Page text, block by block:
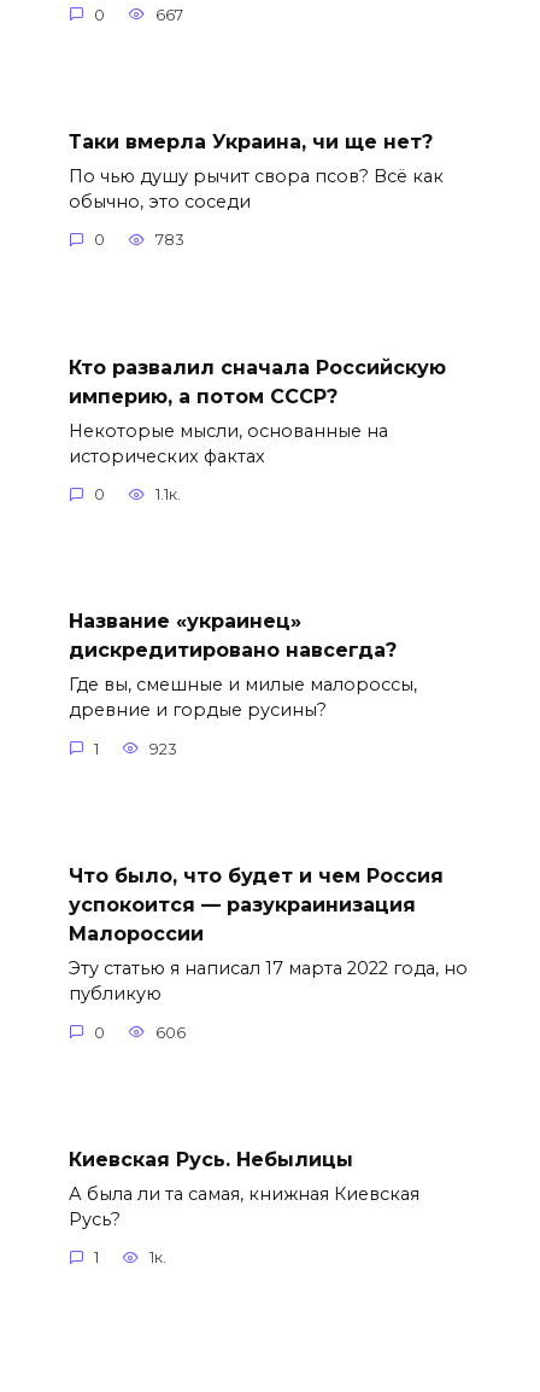
0 667
Таки вмерла Украина, чи ще нет?
По чью душу рычит свора псов? Всё как
обычно, это соседи
0 783
Кто развалил сначала Российскую
империю, а потом СССР?
Некоторые мысли, основанные на
исторических фактах
0 1.1к.
Название «украинец»
дискредитировано навсегда?
Где вы, смешные и милые малороссы,
древние и гордые русины?
1 923
Что было, что будет и чем Россия
успокоится — разукраинизация
Малороссии
Эту статью я написал 17 марта 2022 года, но
публикую
0 606
Киевская Русь. Небылицы
А была ли та самая, книжная Киевская
Русь?
1 1к.